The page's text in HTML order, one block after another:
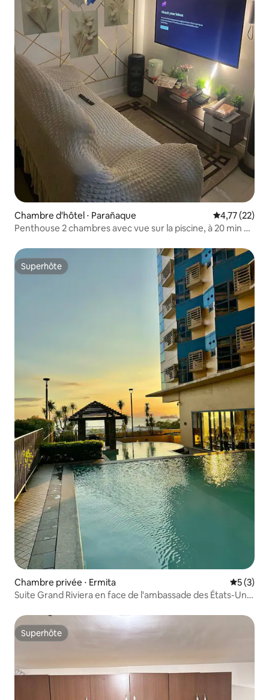
Chambre d'hôtel ⋅ Parañaque Évaluation
4,77 (22)
Penthouse 2 chambres avec vue sur la piscine, à 20 min du
Superhôte
Superhôte
Chambre privée ⋅ Ermita
5 (3)
Suite Grand Riviera en face de l'ambassade des États-Unis
Superhôte
Superhôte